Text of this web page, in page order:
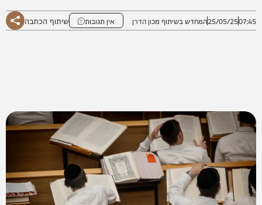
07:45
25/05/25המחדש בשיתוף מכון הדרן אין תגובות שיתוף הכתבה